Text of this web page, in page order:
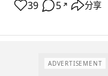
39 5 ↗ 分享
ADVERTISEMENT